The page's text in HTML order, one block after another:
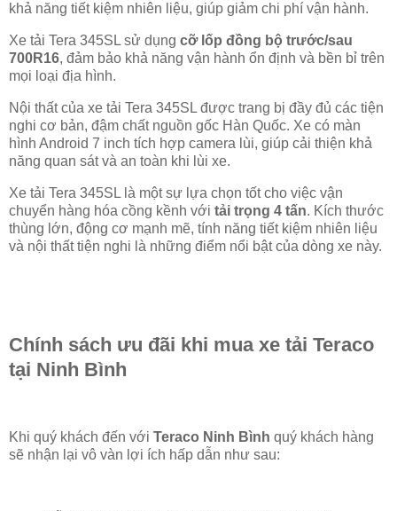
khả năng tiết kiệm nhiên liệu, giúp giảm chi phí vận hành.
Xe tải Tera 345SL sử dụng cỡ lốp đồng bộ trước/sau
700R16, đảm bảo khả năng vận hành ổn định và bền bỉ trên
mọi loại địa hình.
Nội thất của xe tải Tera 345SL được trang bị đầy đủ các tiện
nghi cơ bản, đậm chất nguồn gốc Hàn Quốc. Xe có màn
hình Android 7 inch tích hợp camera lùi, giúp cải thiện khả
năng quan sát và an toàn khi lùi xe.
Xe tải Tera 345SL là một sự lựa chọn tốt cho việc vận
chuyển hàng hóa cồng kềnh với tải trọng 4 tấn. Kích thước
thùng lớn, động cơ mạnh mẽ, tính năng tiết kiệm nhiên liệu
và nội thất tiện nghi là những điểm nổi bật của dòng xe này.
Chính sách ưu đãi khi mua xe tải Teraco
tại Ninh Bình
Khi quý khách đến với Teraco Ninh Bình quý khách hàng
sẽ nhận lại vô vàn lợi ích hấp dẫn như sau: